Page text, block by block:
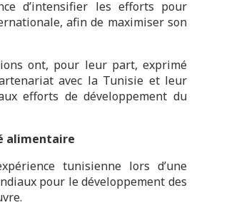
d’intensifier les efforts pour
afin de maximiser son
ont, pour leur part, exprimé
avec la Tunisie et leur
efforts de développement du
alimentaire
tunisienne lors d’une
pour le développement des